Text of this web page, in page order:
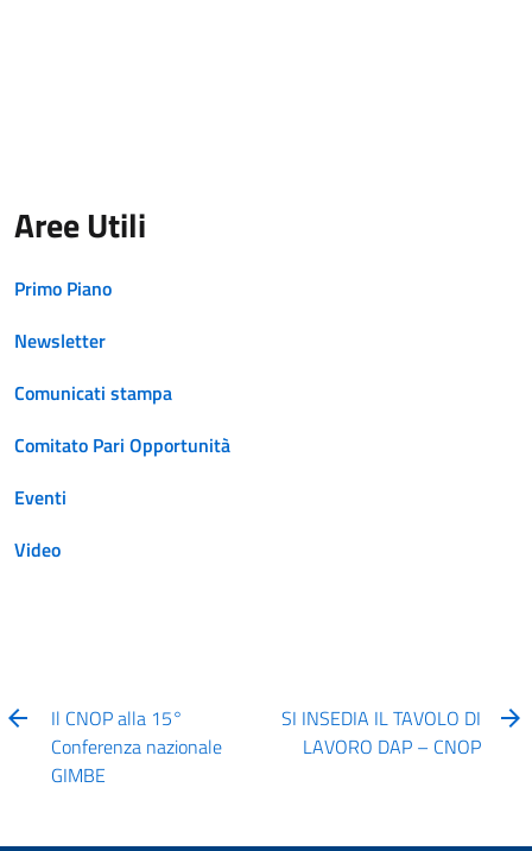
Aree Utili
Primo Piano
Newsletter
Comunicati stampa
Comitato Pari Opportunità
Eventi
Video
Il CNOP alla 15°
Conferenza nazionale
GIMBE
SI INSEDIA IL TAVOLO DI
LAVORO DAP – CNOP